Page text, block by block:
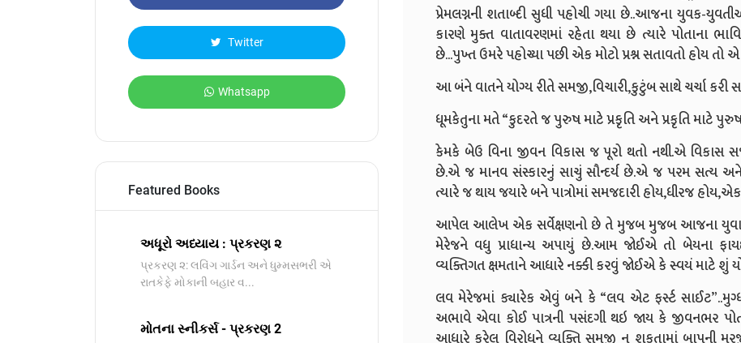
Twitter
Whatsapp
Featured Books
અધૂરો અધ્યાય : પ્રકરણ ૨
પ્રકરણ ૨: લવિંગ ગાર્ડન અને ધુમ્મસભરી એ
રાતકેફે મોકાની બહાર વ...
મોતના સ્નીકર્સ - પ્રકરણ 2
પ્રેમલગ્નની શતાબ્દી સુધી પહોચી ગયા છે..આજના યુવક-
કારણે મુક્ત વાતાવરણમાં રહેતા થયા છે ત્યારે પોતાના
છે...પુખ્ત ઉમરે પહોચ્યા પછી એક મોટો પ્રશ્ન સતાવતો હોય તો
આ બંને વાતને યોગ્ય રીતે સમજી,વિચારી,કુટુંબ સાથે ચર્ચા કરી
ધૂમકેતુના મતે “કુદરતે જ પુરુષ માટે પ્રકૃતિ અને પ્રકૃતિ માટે
કેમકે બેઉ વિના જીવન વિકાસ જ પૂરો થતો નથી.એ
છે.એ જ માનવ સંસ્કારનું સાચું સૌન્દર્ય છે.એ જ પરમ સત્ય
ત્યારે જ થાય જયારે બને પાત્રોમાં સમજદારી હોય,ધીરજ
આપેલ આલેખ એક સર્વેક્ષણનો છે તે મુજબ મુજબ આજના
મેરેજને વધુ પ્રાધાન્ય અપાયું છે.આમ જોઈએ તો બેયના
વ્યક્તિગત ક્ષમતાને આધારે નક્કી કરવું જોઈએ કે સ્વયં માટે શું
લવ મેરેજમાં ક્યારેક એવું બને કે “લવ એટ ફર્સ્ટ
અભાવે એવા કોઈ પાત્રની પસંદગી થઇ જાય કે જીવનભર